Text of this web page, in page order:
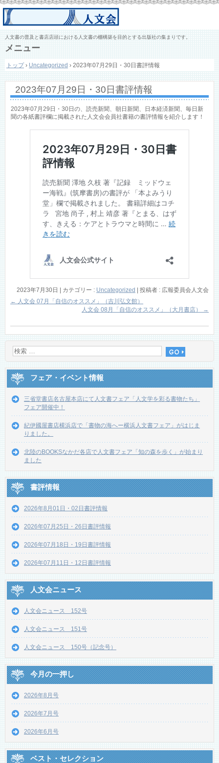
人文書の普及と書店店頭における人文書の棚構築を目的とする出版社の集まりです。
メニュー
ン
ン
へ
トップ › Uncategorized › 2023年07月29日・30日書評情報
2023年07月29日・30日書評情報
2023年07月29日・30日の、読売新聞、朝日新聞、日本経済新聞、毎日新
聞の各紙書評欄に掲載された人文会会員社書籍の書評情報を紹介します！
2023年7月30日 | カテゴリー : Uncategorized | 投稿者 : 広報委員会人文会
← 人文会 07月「自信のオススメ」（吉川弘文館）
人文会 08月「自信のオススメ」（大月書店）
→
フェア・イベント情報
三省堂書店名古屋本店にて人文書フェア「人文学を彩る書物たち」
フェア開催中！
紀伊國屋書店横浜店で「書物の海へー横浜人文書フェア」がはじま
りました。
北陸のBOOKSなかだ各店で人文書フェア「知の森を歩く」が始まり
ました
書評情報
2026年8月01日・02日書評情報
2026年07月25日・26日書評情報
2026年07月18日・19日書評情報
2026年07月11日・12日書評情報
人文会ニュース
人文会ニュース 152号
人文会ニュース 151号
人文会ニュース 150号（記念号）
今月の一押し
2026年8月号
2026年7月号
2026年6月号
ベスト・セレクション